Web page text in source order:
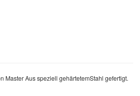
Master Aus speziell gehärtetemStahl gefertigt.